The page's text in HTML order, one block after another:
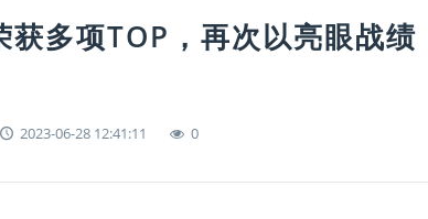
多项TOP，再次以亮眼战绩
2023-06-28 12:41:11 0